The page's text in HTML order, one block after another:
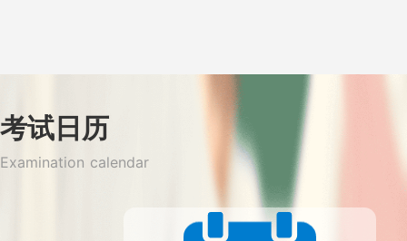
考试日历
Examination calendar